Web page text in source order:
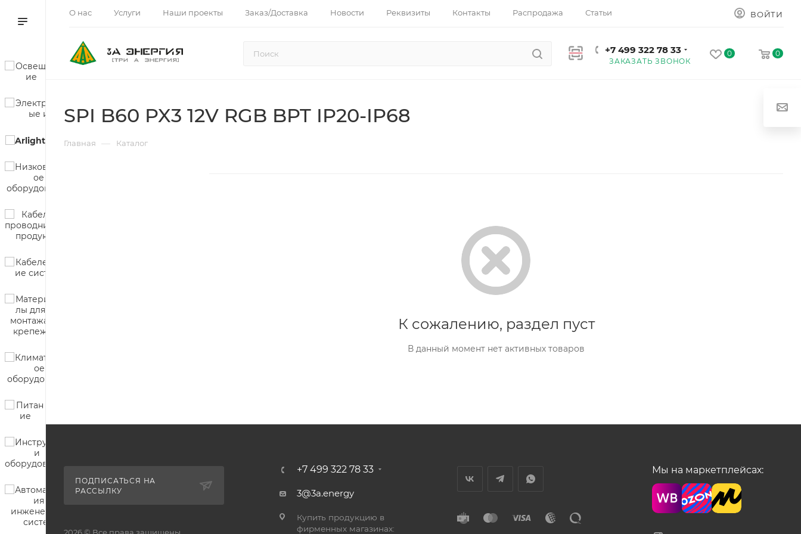
О нас Услуги Наши проекты Заказ/Доставка Новости Реквизиты Контакты Распродажа Статьи ВОЙТИ
+7 499 322 78 33
ЗАКАЗАТЬ ЗВОНОК
0 0
SPI B60 PX3 12V RGB BPT IP20-IP68
Главная — Каталог
К сожалению, раздел пуст
В данный момент нет активных товаров
ПОДПИСАТЬСЯ НА
РАССЫЛКУ
+7 499 322 78 33
3@3a.energy
Купить продукцию в
фирменных магазинах:
Мы на маркетплейсах: